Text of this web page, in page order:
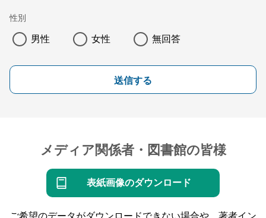
性別
男性 女性 無回答
送信する
メディア関係者・図書館の皆様
表紙画像のダウンロード